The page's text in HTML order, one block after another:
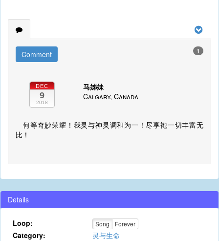
Comment 1
DEC
9
2018
马姊妹
Calgary, Canada
何等奇妙荣耀！我灵与神灵调和为一！尽享衪一切丰富无
比！
Details
Loop: Song Forever
Category:
灵与生命